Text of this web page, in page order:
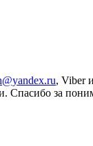
, Viber
Спасибо за